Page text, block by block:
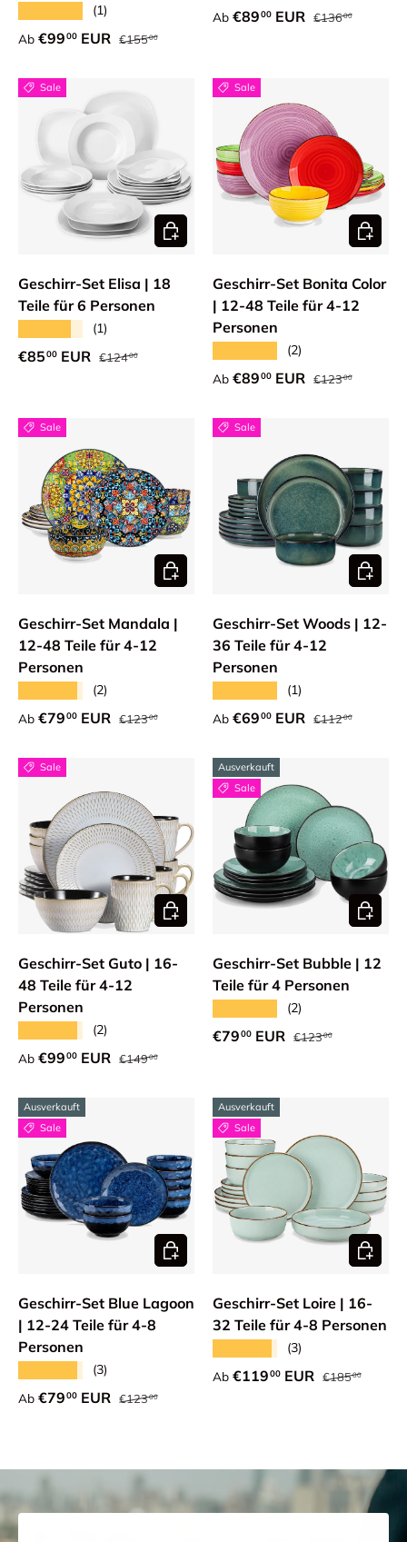
(1)
Verkaufspreis
Ab €9900 EUR Normaler Preis
€15500
Verkaufspreis
Ab €8900 EUR Normaler Preis
€13600
Sale
Geschirr-Set Elisa | 18
Teile für 6 Personen
(1)
Verkaufspreis
€8500 EUR Normaler Preis
€12400
Optionen auswählen
Sale
Geschirr-Set Bonita Color
| 12-48 Teile für 4-12
Personen
(2)
Verkaufspreis
Ab €8900 EUR Normaler Preis
€12300
Sale
Geschirr-Set Mandala |
12-48 Teile für 4-12
Personen
(2)
Verkaufspreis
Ab €7900 EUR Normaler Preis
€12300
Optionen auswählen
Sale
Geschirr-Set Woods | 12-
36 Teile für 4-12
Personen
(1)
Verkaufspreis
Ab €6900 EUR Normaler Preis
€11200
Sale
Geschirr-Set Guto | 16-
48 Teile für 4-12
Personen
(2)
Verkaufspreis
Ab €9900 EUR Normaler Preis
€14900
Optionen auswählen
Ausverkauft
Sale
Geschirr-Set Bubble | 12
Teile für 4 Personen
(2)
Verkaufspreis
€7900 EUR Normaler Preis
€12300
Ausverkauft
Sale
Geschirr-Set Blue Lagoon
| 12-24 Teile für 4-8
Personen
(3)
Verkaufspreis
Ab €7900 EUR Normaler Preis
€12300
Optionen auswählen
Ausverkauft
Sale
Geschirr-Set Loire | 16-
32 Teile für 4-8 Personen
(3)
Verkaufspreis
Ab €11900 EUR Normaler Preis
€18500